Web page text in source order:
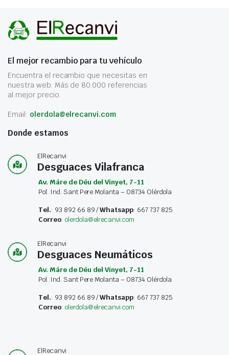
El mejor recambio para tu vehículo
Encuentra el recambio que necesitas en
nuestra web. Más de 80.000 referencias
al mejor precio.
Email: olerdola@elrecanvi.com
Donde estamos
ElRecanvi
Desguaces Vilafranca
Av. Máre de Déu del Vinyet, 7-11
Pol. Ind. Sant Pere Molanta – 08734 Olérdola
Tel.: 93 892 66 89 /Whatsapp: 667 737 825
Correo: olerdola@elrecanvi.com
ElRecanvi
Desguaces Neumáticos
Av. Máre de Déu del Vinyet, 7-11
Pol. Ind. Sant Pere Molanta – 08734 Olérdola
Tel.: 93 892 66 89 /Whatsapp: 667 737 825
Correo: olerdola@elrecanvi.com
ElRecanvi